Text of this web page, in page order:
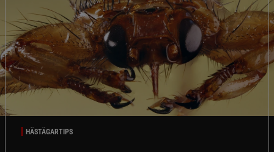
HÄSTÄGARTIPS